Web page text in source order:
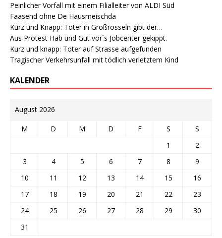
Peinlicher Vorfall mit einem Filialleiter von ALDI Süd
Faasend ohne De Hausmeischda
Kurz und Knapp: Toter in Großrosseln gibt der…
Aus Protest Hab und Gut vor`s Jobcenter gekippt.
Kurz und knapp: Toter auf Strasse aufgefunden
Tragischer Verkehrsunfall mit tödlich verletztem Kind
KALENDER
August 2026
M D M D F S
S
1
2
3
4 5 6 7 8
9
10
11 12 13 14 15
16
17
18 19 20 21 22
23
24
25 26 27 28 29
30
31